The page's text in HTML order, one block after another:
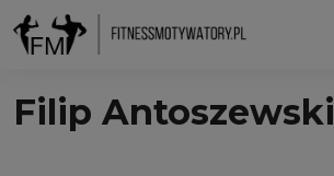
Filip Antoszewski